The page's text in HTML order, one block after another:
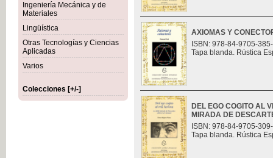
Ingeniería Mecánica y de
Materiales
Lingüística
Otras Tecnologías y Ciencias
Aplicadas
Varios
Colecciones [+/-]
AXIOMAS Y
ISBN: 978-84-9705-
Tapa blanda. Rústica
DEL EGO COGITO AL
MIRADA DE
ISBN: 978-84-9705-
Tapa blanda. Rústica